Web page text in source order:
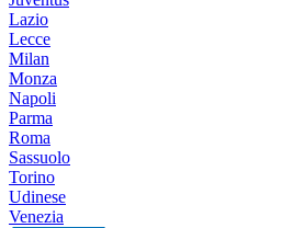
Lazio
Lecce
Milan
Monza
Napoli
Parma
Roma
Sassuolo
Torino
Udinese
Venezia